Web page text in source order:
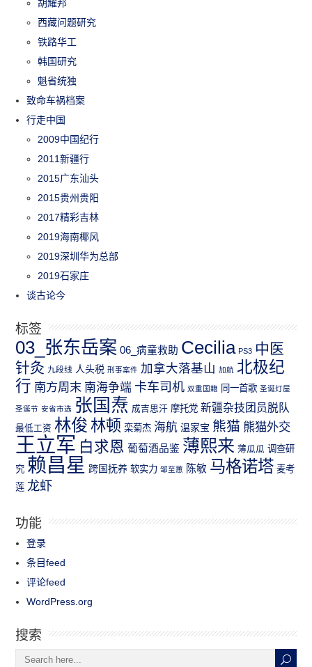
胡耀邦
西藏问题研究
铁路华工
韩国研究
魁省统独
致命车祸档案
行走中国
2009中国纪行
2011新疆行
2015广东汕头
2015贵州贵阳
2017精彩吉林
2019海南椰风
2019深圳华为总部
2019石家庄
谈古论今
标签
03_张东岳案 06_病童救助 Cecilia PS3 中医
针灸 九段线 人头税 刑事案件 加拿大落基山 加航 北极纪
行 南方周末 南海争端 卡车司机 双重国籍 同一首歌 圣诞灯屋
圣诞节 安省市选 张国焘 成吉思汗 摩托党 新疆杂技团员脱队
最低工资 林俊 林顿 栾菊杰 海航 温家宝 熊猫 熊猫外交
王立军 白求恩 葡萄酒品鉴 薄熙来 薄瓜瓜 调查研
究 赖昌星 跨国抚养 软实力 邹至蕙 陈敏 马格诺塔 麦考
莲 龙虾
功能
登录
条目feed
评论feed
WordPress.org
搜索